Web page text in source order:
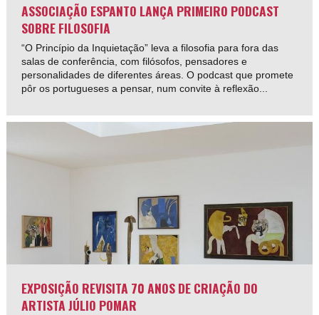
ASSOCIAÇÃO ESPANTO LANÇA PRIMEIRO PODCAST
SOBRE FILOSOFIA
“O Princípio da Inquietação” leva a filosofia para fora das
salas de conferência, com filósofos, pensadores e
personalidades de diferentes áreas. O podcast que promete
pôr os portugueses a pensar, num convite à reflexão...
EXPOSIÇÃO REVISITA 70 ANOS DE CRIAÇÃO DO
ARTISTA JÚLIO POMAR